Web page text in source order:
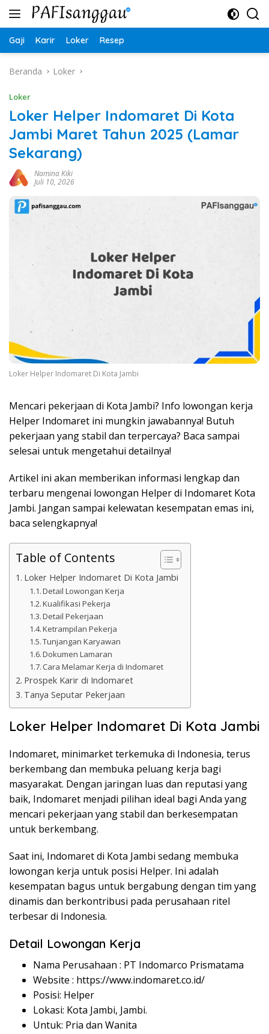
Langsung
Gaji Karir Loker Resep
Beranda Loker
Loker
Loker Helper Indomaret Di Kota
Jambi Maret Tahun 2025 (Lamar
Sekarang)
Namina Kiki
Juli 10, 2026
Loker Helper Indomaret Di Kota Jambi
Mencari pekerjaan di Kota Jambi? Info lowongan kerja
Helper Indomaret ini mungkin jawabannya! Butuh
pekerjaan yang stabil dan terpercaya? Baca sampai
selesai untuk mengetahui detailnya!
Artikel ini akan memberikan informasi lengkap dan
terbaru mengenai lowongan Helper di Indomaret Kota
Jambi. Jangan sampai kelewatan kesempatan emas ini,
baca selengkapnya!
Table of Contents
Loker Helper Indomaret Di Kota Jambi
Detail Lowongan Kerja
Kualifikasi Pekerja
Detail Pekerjaan
Ketrampilan Pekerja
Tunjangan Karyawan
Dokumen Lamaran
Cara Melamar Kerja di Indomaret
Prospek Karir di Indomaret
Tanya Seputar Pekerjaan
Loker Helper Indomaret Di Kota Jambi
Indomaret, minimarket terkemuka di Indonesia, terus
berkembang dan membuka peluang kerja bagi
masyarakat. Dengan jaringan luas dan reputasi yang
baik, Indomaret menjadi pilihan ideal bagi Anda yang
mencari pekerjaan yang stabil dan berkesempatan
untuk berkembang.
Saat ini, Indomaret di Kota Jambi sedang membuka
lowongan kerja untuk posisi Helper. Ini adalah
kesempatan bagus untuk bergabung dengan tim yang
dinamis dan berkontribusi pada perusahaan ritel
terbesar di Indonesia.
Detail Lowongan Kerja
Nama Perusahaan : PT Indomarco Prismatama
Website : https://www.indomaret.co.id/
Posisi: Helper
Lokasi: Kota Jambi, Jambi.
Untuk: Pria dan Wanita